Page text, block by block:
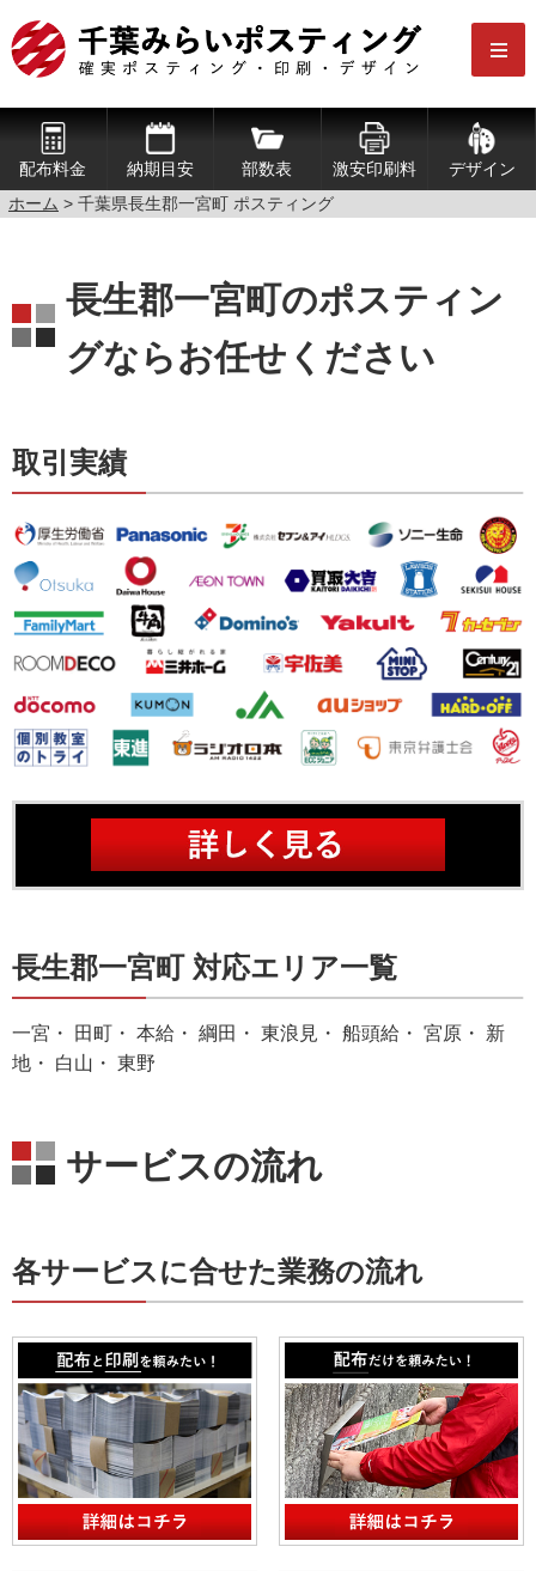
配布料金 納期目安 部数表 激安印刷料
デザイン
ホーム > 千葉県長生郡一宮町 ポスティング
長生郡一宮町のポスティン
グならお任せください
取引実績
長生郡一宮町 対応エリア一覧
一宮・ 田町・ 本給・ 綱田・ 東浪見・ 船頭給・ 宮原・ 新
地・ 白山・ 東野
サービスの流れ
各サービスに合せた業務の流れ